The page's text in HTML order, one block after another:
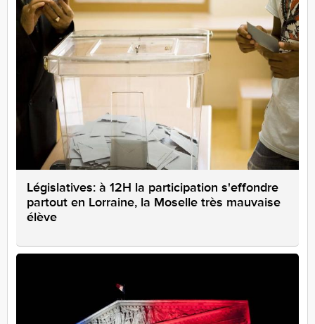
Législatives: à 12H la participation s'effondre
partout en Lorraine, la Moselle très mauvaise
élève